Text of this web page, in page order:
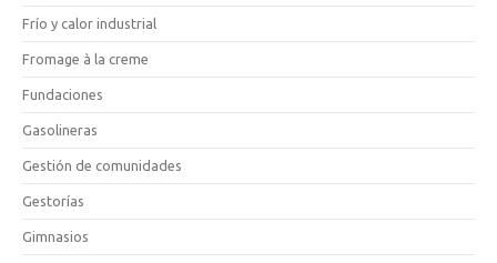
Frío y calor industrial
Fromage à la creme
Fundaciones
Gasolineras
Gestión de comunidades
Gestorías
Gimnasios